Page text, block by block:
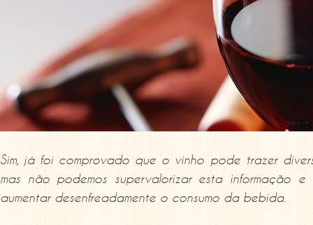
Sim, já foi comprovado que o vinho pode trazer
mas não podemos supervalorizar esta informação
aumentar desenfreadamente o consumo da bebida.